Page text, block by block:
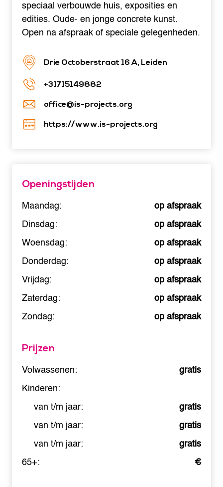
speciaal verbouwde huis, exposities en
edities. Oude- en jonge concrete kunst.
Open na afspraak of speciale gelegenheden.
Drie Octoberstraat 16 A, Leiden
+31715149882
office@is-projects.org
https://www.is-projects.org
Openingstijden
Maandag:
op afspraak
Dinsdag:
op afspraak
Woensdag:
op afspraak
Donderdag:
op afspraak
Vrijdag:
op afspraak
Zaterdag:
op afspraak
Zondag:
op afspraak
Prijzen
Volwassenen:
gratis
Kinderen:
van t/m jaar:
gratis
van t/m jaar:
gratis
van t/m jaar:
gratis
65+:
€